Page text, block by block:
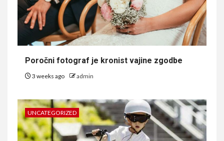
Poročni fotograf je kronist vajine zgodbe
3 weeks ago admin
UNCATEGORIZED